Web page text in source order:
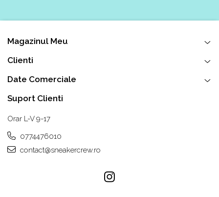
Magazinul Meu
Clienti
Date Comerciale
Suport Clienti
Orar L-V 9-17
0774476010
contact@sneakercrew.ro